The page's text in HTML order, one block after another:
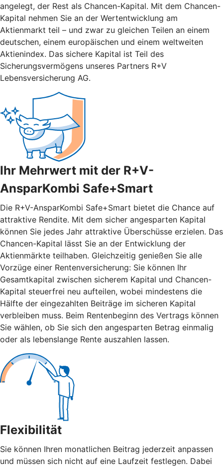
angelegt, der Rest als Chancen-Kapital. Mit dem Chancen-
Kapital nehmen Sie an der Wertentwicklung am
Aktienmarkt teil – und zwar zu gleichen Teilen an einem
deutschen, einem europäischen und einem weltweiten
Aktienindex. Das sichere Kapital ist Teil des
Sicherungsvermögens unseres Partners R+V
Lebensversicherung AG.
Ihr Mehrwert mit der R+V-
AnsparKombi Safe+Smart
Die R+V-AnsparKombi Safe+Smart bietet die Chance auf
attraktive Rendite. Mit dem sicher angesparten Kapital
können Sie jedes Jahr attraktive Überschüsse erzielen. Das
Chancen-Kapital lässt Sie an der Entwicklung der
Aktienmärkte teilhaben. Gleichzeitig genießen Sie alle
Vorzüge einer Rentenversicherung: Sie können Ihr
Gesamtkapital zwischen sicherem Kapital und Chancen-
Kapital steuerfrei neu aufteilen, wobei mindestens die
Hälfte der eingezahlten Beiträge im sicheren Kapital
verbleiben muss. Beim Rentenbeginn des Vertrags können
Sie wählen, ob Sie sich den angesparten Betrag einmalig
oder als lebenslange Rente auszahlen lassen.
Flexibilität
Sie können Ihren monatlichen Beitrag jederzeit anpassen
und müssen sich nicht auf eine Laufzeit festlegen. Dabei